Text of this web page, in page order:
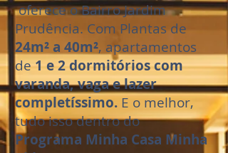
oferece o Bairro Jardim
Prudência. Com Plantas de
24m² a 40m², apartamentos
de1 e2 dormitórios com
varanda, vaga e lazer
completíssimo. E o melhor,
tudo isso dentro do
Programa Minha Casa Minha